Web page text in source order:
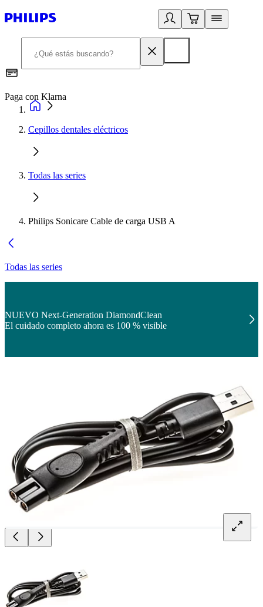
Paga con Klarna
Cepillos dentales eléctricos
Todas las series
Philips Sonicare Cable de carga USB A
Todas las series
NUEVO Next-Generation DiamondClean
El cuidado completo ahora es 100 % visible